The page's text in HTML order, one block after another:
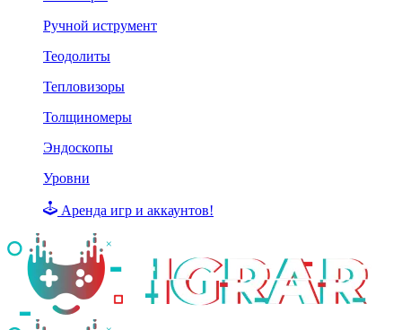
Ручной иструмент
Теодолиты
Тепловизоры
Толщиномеры
Эндоскопы
Уровни
Аренда игр и аккаунтов!